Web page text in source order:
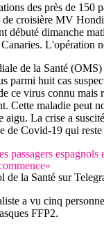
des près de 150
croisière MV
débuté dimanche
L'opération
de la Santé (OMS)
parmi huit cas
ce virus connu
Cette maladie peut
aigu. La crise a
de Covid-19 qui reste
passagers espagnols
de la Santé sur
a vu cinq
FFP2.